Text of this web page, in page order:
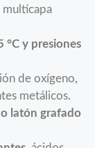
multicapa
°C y presiones
de oxígeno,
metálicos.
latón grafado